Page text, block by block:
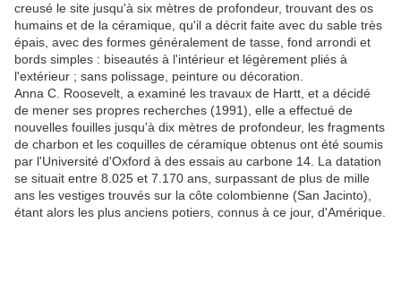
creusé le site jusqu'à six mètres de profondeur, trouvant des os
humains et de la céramique, qu'il a décrit faite avec du sable très
épais, avec des formes généralement de tasse, fond arrondi et
bords simples : biseautés à l'intérieur et légèrement pliés à
l'extérieur ; sans polissage, peinture ou décoration.
Anna C. Roosevelt, a examiné les travaux de Hartt, et a décidé
de mener ses propres recherches (1991), elle a effectué de
nouvelles fouilles jusqu'à dix mètres de profondeur, les fragments
de charbon et les coquilles de céramique obtenus ont été soumis
par l'Université d'Oxford à des essais au carbone 14. La datation
se situait entre 8.025 et 7.170 ans, surpassant de plus de mille
ans les vestiges trouvés sur la côte colombienne (San Jacinto),
étant alors les plus anciens potiers, connus à ce jour, d'Amérique.